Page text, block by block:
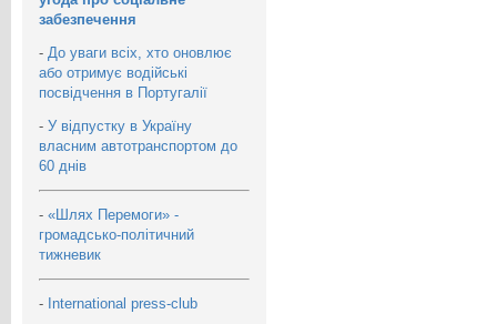
забезпечення
- До уваги всіх, хто оновлює
або отримує водійські
посвідчення в Португалії
- У відпустку в Україну
власним автотранспортом до
60 днів
- «Шлях Перемоги» -
громадсько-політичний
тижневик
- International press-club